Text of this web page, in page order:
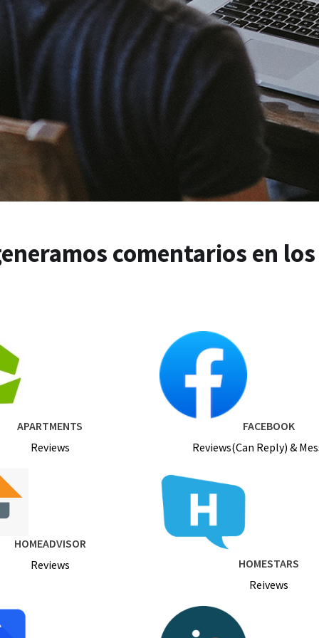
comentarios en
APARTMENTS
Reviews
FACEBOOK
Reviews(Can Reply) &
HOMEADVISOR
Reviews
HOMESTARS
Reivews